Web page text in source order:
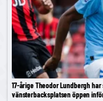
17-årige Theodor Lundbergh har
vänsterbacksplatsen öppen